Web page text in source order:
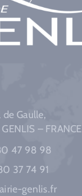
de Gaulle,
– FRANCE
47 98 98
37 74 91
genlis.fr